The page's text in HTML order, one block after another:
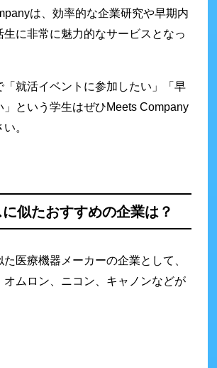
は、効率的な企業研究や早期内
生に非常に魅力的なサービスとなっ
「就活イベントに参加したい」「早
」という学生はぜひMeets Company
。
似たおすすめの企業は？
医療機器メーカーの企業として、
オムロン、ニコン、キャノンなどが